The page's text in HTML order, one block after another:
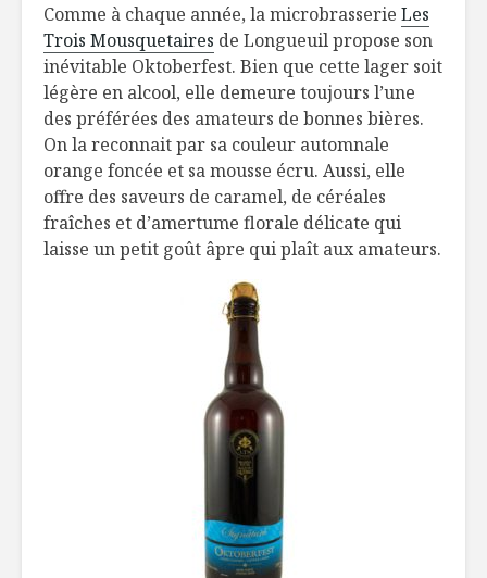
Comme à chaque année, la microbrasserie Les
Trois Mousquetaires de Longueuil propose son
inévitable Oktoberfest. Bien que cette lager soit
légère en alcool, elle demeure toujours l’une
des préférées des amateurs de bonnes bières.
On la reconnait par sa couleur automnale
orange foncée et sa mousse écru. Aussi, elle
offre des saveurs de caramel, de céréales
fraîches et d’amertume florale délicate qui
laisse un petit goût âpre qui plaît aux amateurs.